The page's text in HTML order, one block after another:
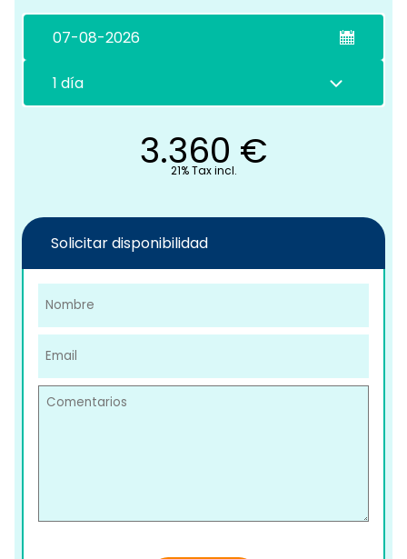
3.360 €
21% Tax incl.
Solicitar disponibilidad